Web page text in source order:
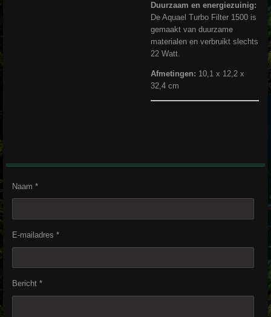
Duurzaam en energiezuinig:
De Aquael Turbo Filter 1500 is
gemaakt van duurzame
materialen en verbruikt slechts
22 Watt.
Afmetingen: 10,1 x 12,2 x
32,4 cm
Naam *
E-mailadres *
Bericht *